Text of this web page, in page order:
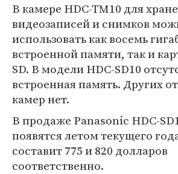
В камере HDC-TM10 для
видеозаписей и снимков
использовать как восемь
встроенной памяти, так и
SD. В модели HDC-SD10
встроенная память. Других
камер нет.
В продаже Panasonic HDC-
появятся летом текущего
составит 775 и 820 долларов
соответственно.